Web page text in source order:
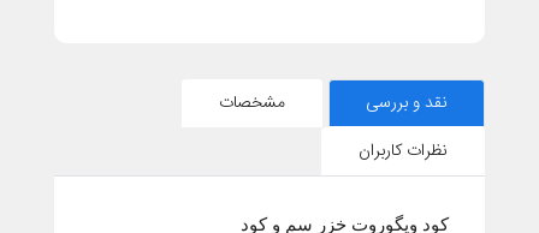
نقد و بررسی
مشخصات
نظرات کاربران
کود ویگوروت خزر سم و کود